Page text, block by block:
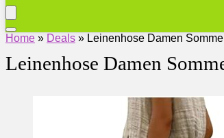
Home » Deals » Leinenhose Damen
Leinenhose Damen